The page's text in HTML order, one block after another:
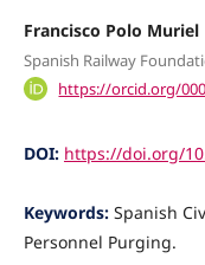
Francisco Polo Muriel
Spanish Railway
https://orcid.org/
DOI: https://doi.org/
Keywords: Spanish
Personnel Purging.